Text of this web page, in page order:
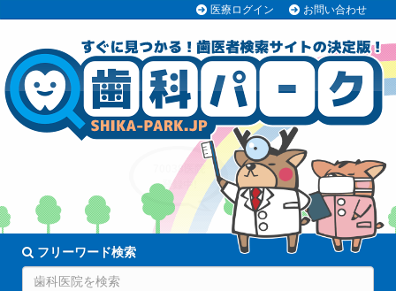
医療ログイン お問い合わせ
70038医院
登録中!
フリーワード検索